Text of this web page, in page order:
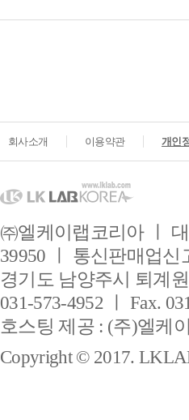
회사소개 이용약관 개인
㈜엘케이랩코리아 ㅣ
39950 ㅣ 통신판매업신
경기도 남양주시 퇴계
031-573-4952 ㅣ Fax.
호스팅 제공 : (주)엘케
Copyright © 2017.